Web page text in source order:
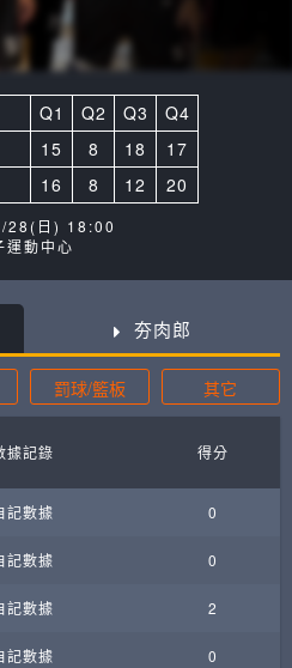
Q1 Q2 Q3
Q4
15 8 18
17
16 8 12 20
28(日) 18:00
運動中心
夯肉郎
罰球/籃板 其它
據記錄 得分
記數據 0
記數據 0
記數據 2
記數據 0